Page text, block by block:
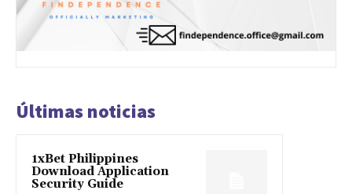
Últimas noticias
1xBet Philippines
Download Application
Security Guide